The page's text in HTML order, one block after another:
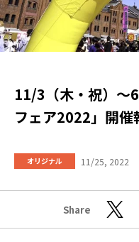
11/3（木・祝）～
フェア2022」開催
オリジナル 11/25, 2022
Share